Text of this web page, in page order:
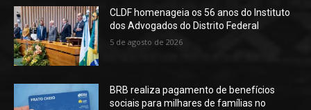
CLDF homenageia os 56 anos do Instituto
dos Advogados do Distrito Federal
5 de agosto de 2026
BRB realiza pagamento de benefícios
sociais para milhares de famílias no